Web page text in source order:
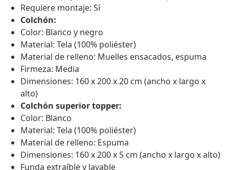
Requiere montaje: Sí
Colchón:
Color: Blanco y negro
Material: Tela (100% poliéster)
Material de relleno: Muelles ensacados, espuma
Firmeza: Media
Dimensiones: 160 x 200 x 20 cm (ancho x largo x
alto)
Colchón superior topper:
Color: Blanco
Material: Tela (100% poliéster)
Material de relleno: Espuma
Dimensiones: 160 x 200 x 5 cm (ancho x largo x alto)
Funda extraíble y lavable